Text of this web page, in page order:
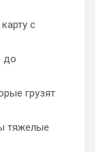
с
до
грузят
тяжелые